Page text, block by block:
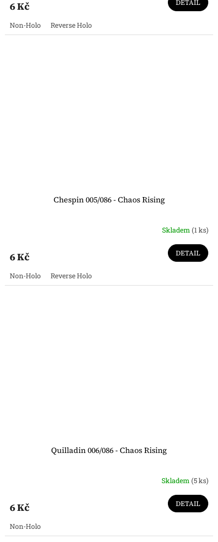
6 Kč DETAIL
Non-Holo Reverse Holo
Chespin 005/086 - Chaos Rising
Skladem (1 ks)
6 Kč DETAIL
Non-Holo Reverse Holo
Quilladin 006/086 - Chaos Rising
Skladem (5 ks)
6 Kč DETAIL
Non-Holo